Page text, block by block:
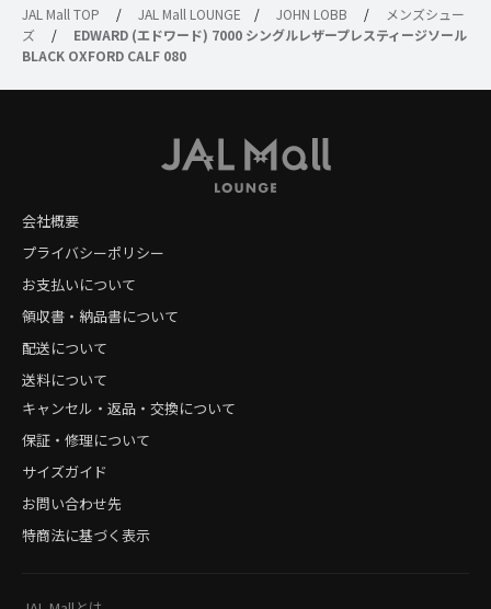
JAL Mall TOP / JAL Mall LOUNGE / JOHN LOBB /
メンズシュー
ズ
/
EDWARD (エドワード) 7000 シングルレザープレスティージソール
BLACK OXFORD CALF 080
会社概要
プライバシーポリシー
お支払いについて
領収書・納品書について
配送について
送料について
キャンセル・返品・交換について
保証・修理について
サイズガイド
お問い合わせ先
特商法に基づく表示